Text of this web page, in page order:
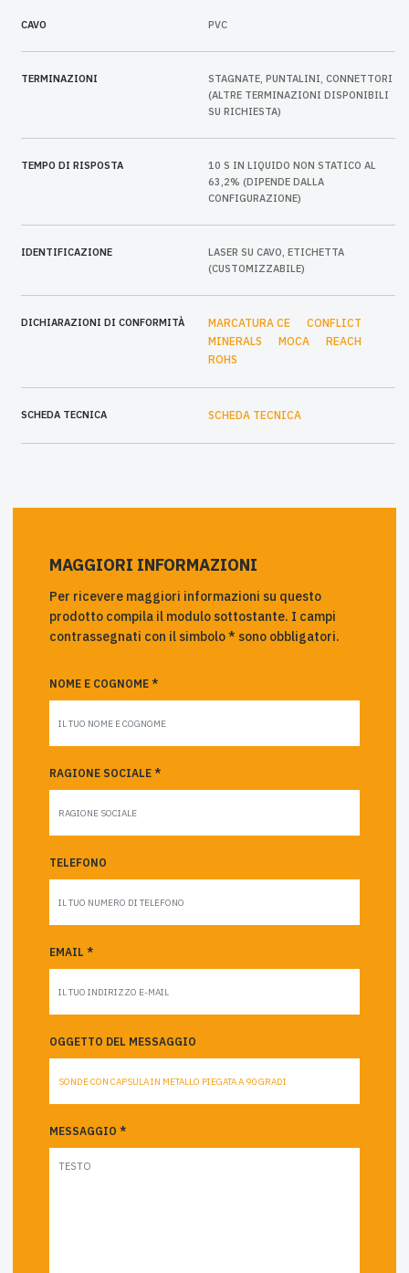
CAVO PVC
TERMINAZIONI
STAGNATE, PUNTALINI, CONNETTORI
(ALTRE TERMINAZIONI DISPONIBILI
SU RICHIESTA)
TEMPO DI RISPOSTA
10 S IN LIQUIDO NON STATICO AL
63,2% (DIPENDE DALLA
CONFIGURAZIONE)
IDENTIFICAZIONE
LASER SU CAVO, ETICHETTA
(CUSTOMIZZABILE)
DICHIARAZIONI DI CONFORMITÀ MARCATURA CE
CONFLICT
MINERALS
MOCA
REACH
ROHS
SCHEDA TECNICA SCHEDA TECNICA
MAGGIORI INFORMAZIONI
Per ricevere maggiori informazioni su questo
prodotto compila il modulo sottostante. I campi
contrassegnati con il simbolo * sono obbligatori.
NOME E COGNOME *
RAGIONE SOCIALE *
TELEFONO
EMAIL *
OGGETTO DEL MESSAGGIO
MESSAGGIO *